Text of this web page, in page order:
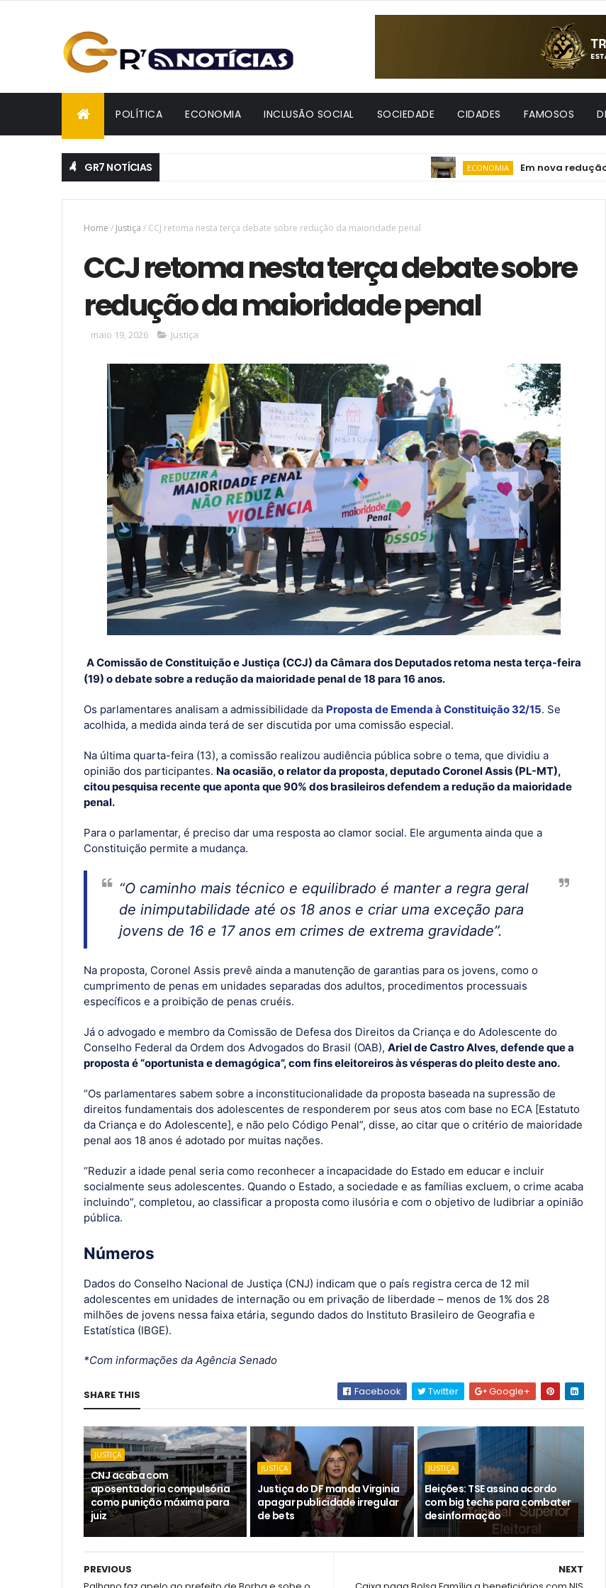
POLÍTICA ECONOMIA INCLUSÃO SOCIAL SOCIEDADE CIDADES FAMOSOS
GR7 NOTÍCIAS ECONOMIA Em nova redução,
Home / Justiça / CCJ retoma nesta terça debate sobre redução da maioridade penal
CCJ retoma nesta terça debate sobre
redução da maioridade penal
maio 19, 2026 Justiça
A Comissão de Constituição e Justiça (CCJ) da Câmara dos Deputados retoma nesta terça-feira
(19) o debate sobre a redução da maioridade penal de 18 para 16 anos.
Os parlamentares analisam a admissibilidade da Proposta de Emenda à Constituição 32/15. Se
acolhida, a medida ainda terá de ser discutida por uma comissão especial.
Na última quarta-feira (13), a comissão realizou audiência pública sobre o tema, que dividiu a
opinião dos participantes. Na ocasião, o relator da proposta, deputado Coronel Assis (PL-MT),
citou pesquisa recente que aponta que 90% dos brasileiros defendem a redução da maioridade
penal.
Para o parlamentar, é preciso dar uma resposta ao clamor social. Ele argumenta ainda que a
Constituição permite a mudança.
“O caminho mais técnico e equilibrado é manter a regra geral
de inimputabilidade até os 18 anos e criar uma exceção para
jovens de 16 e 17 anos em crimes de extrema gravidade”.
Na proposta, Coronel Assis prevê ainda a manutenção de garantias para os jovens, como o
cumprimento de penas em unidades separadas dos adultos, procedimentos processuais
específicos e a proibição de penas cruéis.
Já o advogado e membro da Comissão de Defesa dos Direitos da Criança e do Adolescente do
Conselho Federal da Ordem dos Advogados do Brasil (OAB), Ariel de Castro Alves, defende que a
proposta é “oportunista e demagógica”, com fins eleitoreiros às vésperas do pleito deste ano.
“Os parlamentares sabem sobre a inconstitucionalidade da proposta baseada na supressão de
direitos fundamentais dos adolescentes de responderem por seus atos com base no ECA [Estatuto
da Criança e do Adolescente], e não pelo Código Penal”, disse, ao citar que o critério de maioridade
penal aos 18 anos é adotado por muitas nações.
“Reduzir a idade penal seria como reconhecer a incapacidade do Estado em educar e incluir
socialmente seus adolescentes. Quando o Estado, a sociedade e as famílias excluem, o crime acaba
incluindo”, completou, ao classificar a proposta como ilusória e com o objetivo de ludibriar a opinião
pública.
Números
Dados do Conselho Nacional de Justiça (CNJ) indicam que o país registra cerca de 12 mil
adolescentes em unidades de internação ou em privação de liberdade – menos de 1% dos 28
milhões de jovens nessa faixa etária, segundo dados do Instituto Brasileiro de Geografia e
Estatística (IBGE).
*Com informações da Agência Senado
SHARE THIS Facebook Twitter Google+
JUSTIÇA
CNJ acaba com
aposentadoria compulsória
como punição máxima para
juiz
JUSTIÇA
Justiça do DF manda Virginia
apagar publicidade irregular
de bets
JUSTIÇA
Eleições: TSE assina acordo
com big techs para combater
desinformação
NEXT
PREVIOUS